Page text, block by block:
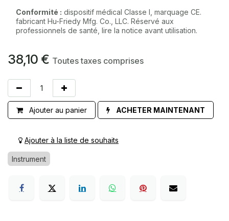
Conformité : dispositif médical Classe I, marquage CE.
fabricant Hu-Friedy Mfg. Co., LLC. Réservé aux
professionnels de santé, lire la notice avant utilisation.
38,10 € Toutes taxes comprises
Ajouter au panier ACHETER MAINTENANT
Ajouter à la liste de souhaits
Instrument